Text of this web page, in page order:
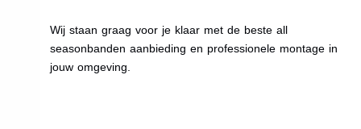
Wij staan graag voor je klaar met de beste all
seasonbanden aanbieding en professionele montage in
jouw omgeving.